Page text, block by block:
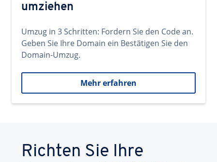
umziehen
Umzug in 3 Schritten: Fordern Sie den Code an.
Geben Sie Ihre Domain ein Bestätigen Sie den
Domain-Umzug.
Mehr erfahren
Richten Sie Ihre